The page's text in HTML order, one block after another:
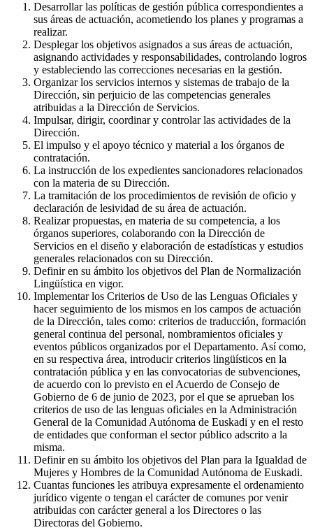
Desarrollar las políticas de gestión pública correspondientes a
sus áreas de actuación, acometiendo los planes y programas a
realizar.
Desplegar los objetivos asignados a sus áreas de actuación,
asignando actividades y responsabilidades, controlando logros
y estableciendo las correcciones necesarias en la gestión.
Organizar los servicios internos y sistemas de trabajo de la
Dirección, sin perjuicio de las competencias generales
atribuidas a la Dirección de Servicios.
Impulsar, dirigir, coordinar y controlar las actividades de la
Dirección.
El impulso y el apoyo técnico y material a los órganos de
contratación.
La instrucción de los expedientes sancionadores relacionados
con la materia de su Dirección.
La tramitación de los procedimientos de revisión de oficio y
declaración de lesividad de su área de actuación.
Realizar propuestas, en materia de su competencia, a los
órganos superiores, colaborando con la Dirección de
Servicios en el diseño y elaboración de estadísticas y estudios
generales relacionados con su Dirección.
Definir en su ámbito los objetivos del Plan de Normalización
Lingüística en vigor.
Implementar los Criterios de Uso de las Lenguas Oficiales y
hacer seguimiento de los mismos en los campos de actuación
de la Dirección, tales como: criterios de traducción, formación
general continua del personal, nombramientos oficiales y
eventos públicos organizados por el Departamento. Así como,
en su respectiva área, introducir criterios lingüísticos en la
contratación pública y en las convocatorias de subvenciones,
de acuerdo con lo previsto en el Acuerdo de Consejo de
Gobierno de 6 de junio de 2023, por el que se aprueban los
criterios de uso de las lenguas oficiales en la Administración
General de la Comunidad Autónoma de Euskadi y en el resto
de entidades que conforman el sector público adscrito a la
misma.
Definir en su ámbito los objetivos del Plan para la Igualdad de
Mujeres y Hombres de la Comunidad Autónoma de Euskadi.
Cuantas funciones les atribuya expresamente el ordenamiento
jurídico vigente o tengan el carácter de comunes por venir
atribuidas con carácter general a los Directores o las
Directoras del Gobierno.